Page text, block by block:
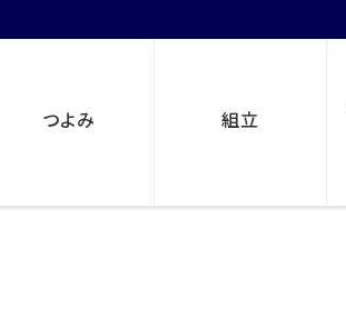
つよみ 組立